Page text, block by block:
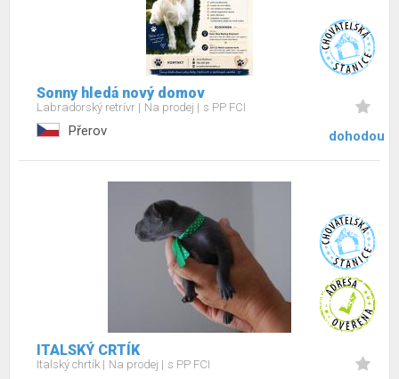
Sonny hledá nový domov
Labradorský retrívr Na prodej s PP FCI
Přerov dohodou
ITALSKÝ CRTÍK
Italský chrtík Na prodej s PP FCI